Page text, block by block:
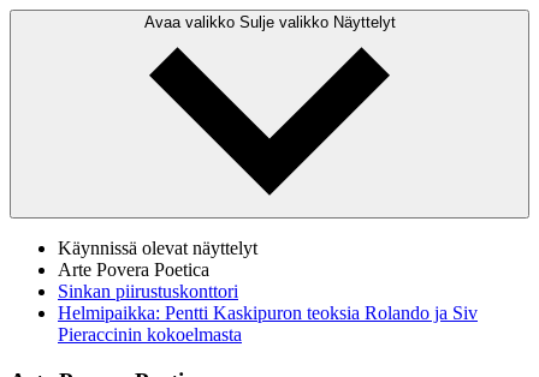
Avaa valikko Sulje valikko Näyttelyt
Käynnissä olevat näyttelyt
Arte Povera Poetica
Sinkan piirustuskonttori
Helmipaikka: Pentti Kaskipuron teoksia Rolando ja Siv
Pieraccinin kokoelmasta